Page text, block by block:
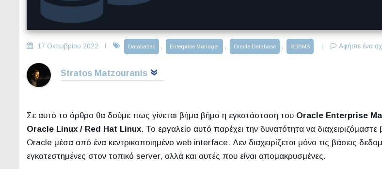
17 Οκτωβρίου 2022 Databases , Enterprise Manager , Oracle Database , RDBMS Αφήστε ένα
Stratos Matzouranis
Σε αυτό το άρθρο θα δούμε πως γίνεται βήμα βήμα η εγκατάσταση του Oracle Enterprise
Oracle Linux / Red Hat Linux. Το εργαλείο αυτό παρέχει την δυνατότητα να
Oracle μέσα από ένα κεντρικοποιημένο web interface. Δεν διαχειρίζεται μόνο τις βάσεις
εγκατεστημένες στον τοπικό server, αλλά και αυτές που είναι απομακρυσμένες.